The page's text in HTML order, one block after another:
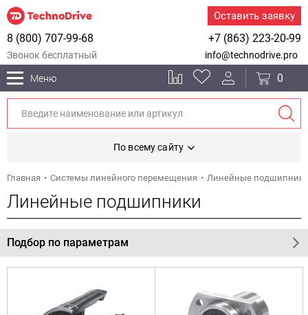
Оставить заявку
+7 (863) 223-20-99
8 (800) 707-99-68
Звонок бесплатный info@technodrive.pro
Меню 0
По всему сайту
Главная Системы линейного перемещения Линейные
Линейные подшипники
Подбор по параметрам